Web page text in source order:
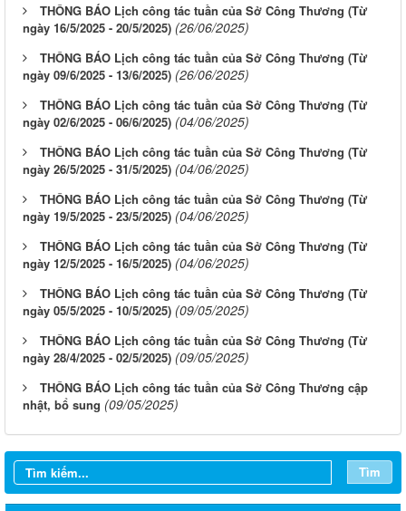
THÔNG BÁO Lịch công tác tuần của Sở Công Thương (Từ
ngày 16/5/2025 - 20/5/2025) (26/06/2025)
THÔNG BÁO Lịch công tác tuần của Sở Công Thương (Từ
ngày 09/6/2025 - 13/6/2025) (26/06/2025)
THÔNG BÁO Lịch công tác tuần của Sở Công Thương (Từ
ngày 02/6/2025 - 06/6/2025) (04/06/2025)
THÔNG BÁO Lịch công tác tuần của Sở Công Thương (Từ
ngày 26/5/2025 - 31/5/2025) (04/06/2025)
THÔNG BÁO Lịch công tác tuần của Sở Công Thương (Từ
ngày 19/5/2025 - 23/5/2025) (04/06/2025)
THÔNG BÁO Lịch công tác tuần của Sở Công Thương (Từ
ngày 12/5/2025 - 16/5/2025) (04/06/2025)
THÔNG BÁO Lịch công tác tuần của Sở Công Thương (Từ
ngày 05/5/2025 - 10/5/2025) (09/05/2025)
THÔNG BÁO Lịch công tác tuần của Sở Công Thương (Từ
ngày 28/4/2025 - 02/5/2025) (09/05/2025)
THÔNG BÁO Lịch công tác tuần của Sở Công Thương cập
nhật, bổ sung (09/05/2025)
Tìm